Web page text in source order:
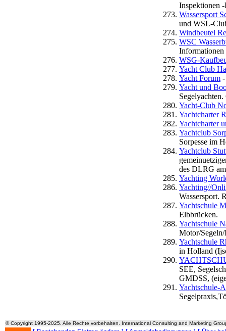
Inspektionen
Wassersport
und WSL-
Windbeutel
WSC
Informationen
WSG-
Yacht Club
Yacht Forum
Yacht und
Yacht-Club
Yachtcharter
Yachtcharter
Yachtclub
Sorpesse im
Yachtclub
des DLRG
Yachting
Yachting//
Wassersport.
Yachtschule
Elbbrücken.
Yachtschule
Motor/
Yachtschule
in Holland
SEE,
GMDSS,
Yachtschule-
© Copyright 1995-2025. Alle Rechte vorbehalten. International Consulting and Marketing